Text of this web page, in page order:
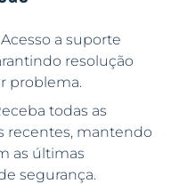
Acesso a suporte
resolução
problema.
todas as
recentes, mantendo
as últimas
segurança.